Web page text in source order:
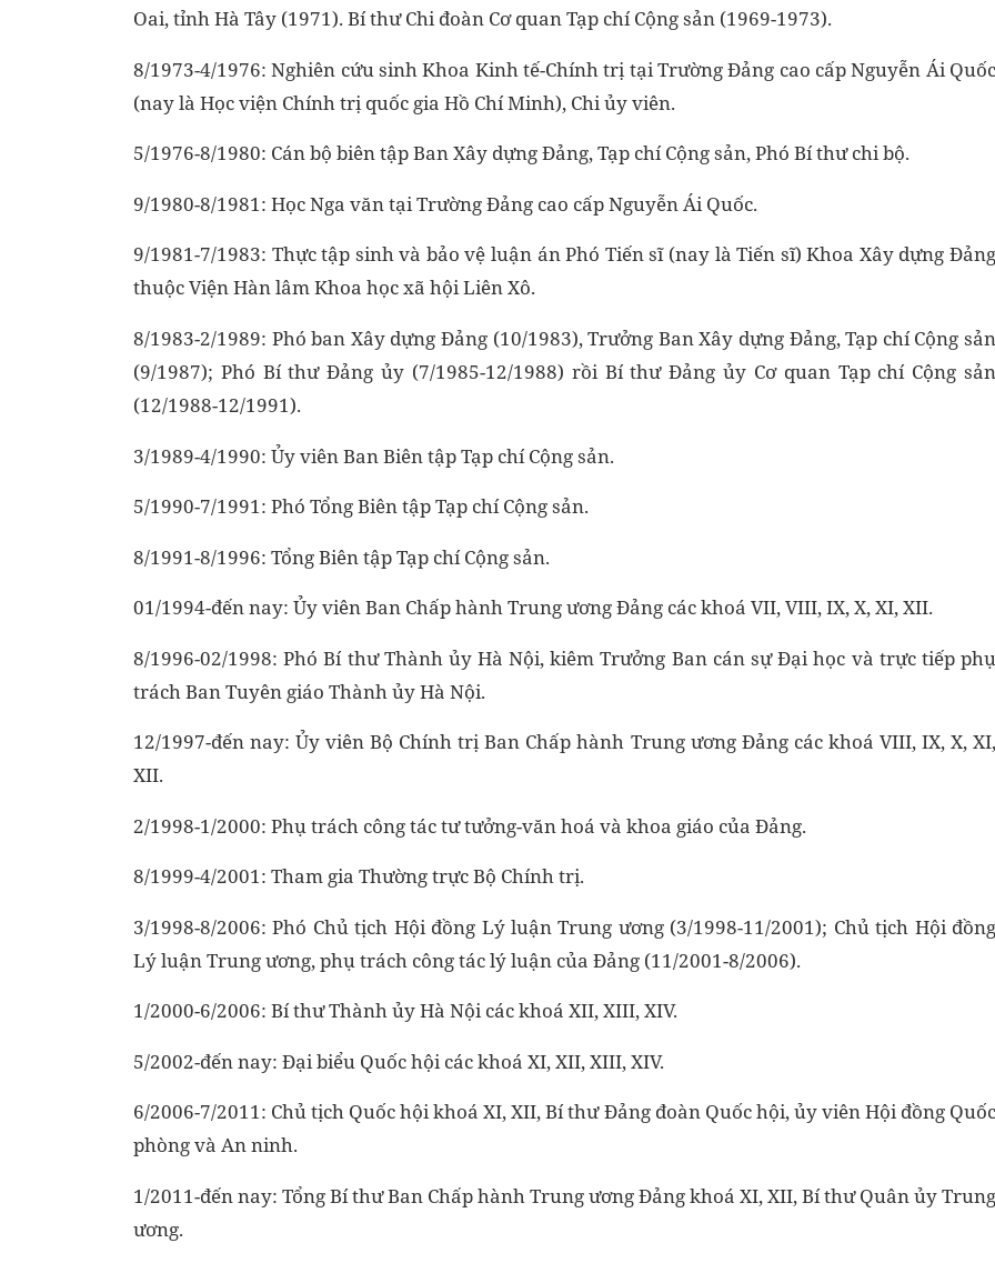
Oai, tỉnh Hà Tây (1971). Bí thư Chi đoàn Cơ quan Tạp chí Cộng sản (1969-1973).
8/1973-4/1976: Nghiên cứu sinh Khoa Kinh tế-Chính trị tại Trường Đảng cao cấp Nguyễn Ái Quốc
(nay là Học viện Chính trị quốc gia Hồ Chí Minh), Chi ủy viên.
5/1976-8/1980: Cán bộ biên tập Ban Xây dựng Đảng, Tạp chí Cộng sản, Phó Bí thư chi bộ.
9/1980-8/1981: Học Nga văn tại Trường Đảng cao cấp Nguyễn Ái Quốc.
9/1981-7/1983: Thực tập sinh và bảo vệ luận án Phó Tiến sĩ (nay là Tiến sĩ) Khoa Xây dựng Đảng
thuộc Viện Hàn lâm Khoa học xã hội Liên Xô.
8/1983-2/1989: Phó ban Xây dựng Đảng (10/1983), Trưởng Ban Xây dựng Đảng, Tạp chí Cộng sản
(9/1987); Phó Bí thư Đảng ủy (7/1985-12/1988) rồi Bí thư Đảng ủy Cơ quan Tạp chí Cộng sản
(12/1988-12/1991).
3/1989-4/1990: Ủy viên Ban Biên tập Tạp chí Cộng sản.
5/1990-7/1991: Phó Tổng Biên tập Tạp chí Cộng sản.
8/1991-8/1996: Tổng Biên tập Tạp chí Cộng sản.
01/1994-đến nay: Ủy viên Ban Chấp hành Trung ương Đảng các khoá VII, VIII, IX, X, XI, XII.
8/1996-02/1998: Phó Bí thư Thành ủy Hà Nội, kiêm Trưởng Ban cán sự Đại học và trực tiếp phụ
trách Ban Tuyên giáo Thành ủy Hà Nội.
12/1997-đến nay: Ủy viên Bộ Chính trị Ban Chấp hành Trung ương Đảng các khoá VIII, IX, X, XI,
XII.
2/1998-1/2000: Phụ trách công tác tư tưởng-văn hoá và khoa giáo của Đảng.
8/1999-4/2001: Tham gia Thường trực Bộ Chính trị.
3/1998-8/2006: Phó Chủ tịch Hội đồng Lý luận Trung ương (3/1998-11/2001); Chủ tịch Hội đồng
Lý luận Trung ương, phụ trách công tác lý luận của Đảng (11/2001-8/2006).
1/2000-6/2006: Bí thư Thành ủy Hà Nội các khoá XII, XIII, XIV.
5/2002-đến nay: Đại biểu Quốc hội các khoá XI, XII, XIII, XIV.
6/2006-7/2011: Chủ tịch Quốc hội khoá XI, XII, Bí thư Đảng đoàn Quốc hội, ủy viên Hội đồng Quốc
phòng và An ninh.
1/2011-đến nay: Tổng Bí thư Ban Chấp hành Trung ương Đảng khoá XI, XII, Bí thư Quân ủy Trung
ương.